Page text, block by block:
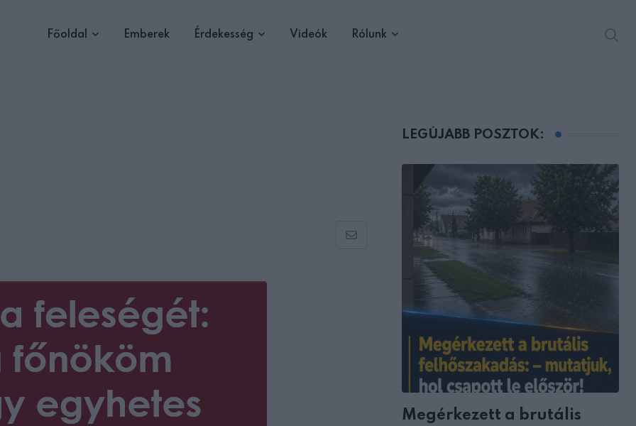
Főoldal Emberek Érdekesség Videók Rólunk
Share
LEGÚJABB POSZTOK:
Megérkezett a brutális